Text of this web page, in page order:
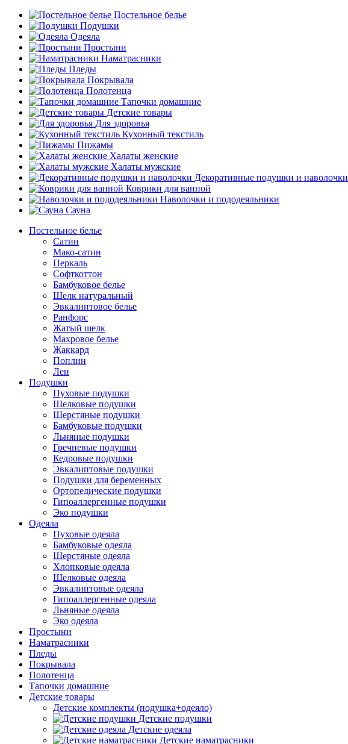
Постельное белье
Подушки
Одеяла
Простыни
Наматрасники
Пледы
Покрывала
Полотенца
Тапочки домашние
Детские товары
Для здоровья
Кухонный текстиль
Пижамы
Халаты женские
Халаты мужские
Декоративные подушки и наволочки
Коврики для ванной
Наволочки и пододеяльники
Сауна
Постельное белье
Сатин
Мако-сатин
Перкаль
Софткоттон
Бамбуковое белье
Шелк натуральный
Эвкалиптовое белье
Ранфорс
Жатый шелк
Махровое белье
Жаккард
Поплин
Лен
Подушки
Пуховые подушки
Шелковые подушки
Шерстяные подушки
Бамбуковые подушки
Льняные подушки
Гречневые подушки
Кедровые подушки
Эвкалиптовые подушки
Подушки для беременных
Ортопедические подушки
Гипоаллергенные подушки
Эко подушки
Одеяла
Пуховые одеяла
Бамбуковые одеяла
Шерстяные одеяла
Хлопковые одеяла
Шелковые одеяла
Эвкалиптовые одеяла
Гипоаллергенные одеяла
Льняные одеяла
Эко одеяла
Простыни
Наматрасники
Пледы
Покрывала
Полотенца
Тапочки домашние
Детские товары
Детские комплекты (подушка+одеяло)
Детские подушки
Детские одеяла
Детские наматрасники